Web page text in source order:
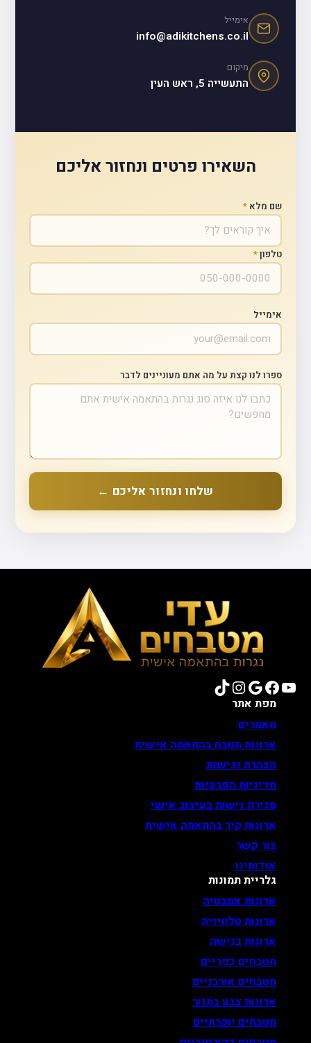
אימייל
info@adikitchens.co.il
מיקום
התעשייה 5, ראש העין
השאירו פרטים ונחזור אליכם
שם מלא*
טלפון*
אימייל
ספרו לנו קצת על מה אתם מעוניינים לדבר
שלחו ונחזור אליכם ←
YouTube
Facebook
Google
Instagram
TikTok
מפת אתר
מאמרים
ארונות מטבח בהתאמה אישית
הצהרת נגישות
מדיניות הפרטיות
סגירת נישות בעיצוב אישי
ארונות קיר בהתאמה אישית
צור קשר
אודותינו
גלריית תמונות
ארונות אמבטיה
ארונות טלוויזיה
ארונות בנישה
מטבחים כפריים
מטבחים אורבניים
ארונות צבע בתנור
מטבחים יוקרתיים